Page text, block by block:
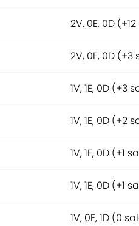
2V, 0E, 0D
2V, 0E, 0D (+3
1V, 1E, 0D (+3
1V, 1E, 0D (+2
1V, 1E, 0D (+1
1V, 1E, 0D (+1
1V, 0E, 1D (0